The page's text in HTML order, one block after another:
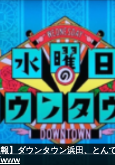
報】ダウンタウン浜田、とん